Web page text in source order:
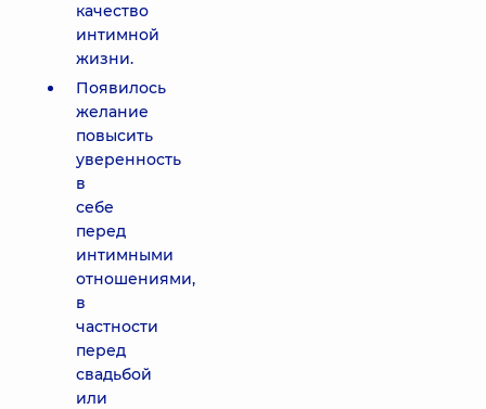
качество
интимной
жизни.
Появилось
желание
повысить
уверенность
в
себе
перед
интимными
отношениями,
в
частности
перед
свадьбой
или